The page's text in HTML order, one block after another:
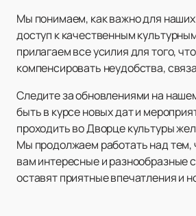
Мы понимаем, как важно для
доступ к качественным
прилагаем все усилия для того,
компенсировать неудобства,
Следите за обновлениями на
быть в курсе новых дат и
проходить во Дворце культуры
Мы продолжаем работать над тем,
вам интересные и разнообразные
оставят приятные впечатления и